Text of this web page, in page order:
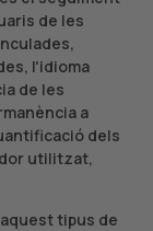
de les
l'idioma
de les
a
dels
utilitzat,
tipus de